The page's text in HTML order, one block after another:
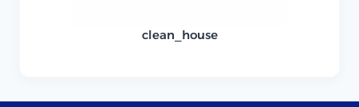
clean_house